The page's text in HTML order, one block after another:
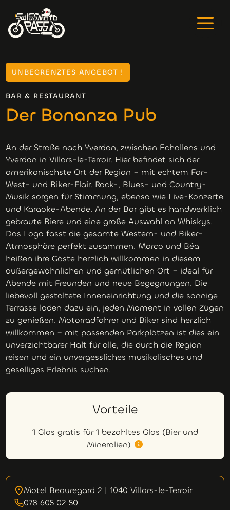
UNBEGRENZTES ANGEBOT !
BAR & RESTAURANT
Der Bonanza Pub
An der Straße nach Yverdon, zwischen Echallens und
Yverdon in Villars-le-Terroir. Hier befindet sich der
amerikanischste Ort der Region – mit echtem Far-
West- und Biker-Flair. Rock-, Blues- und Country-
Musik sorgen für Stimmung, ebenso wie Live-Konzerte
und Karaoke-Abende. An der Bar gibt es handwerklich
gebraute Biere und eine große Auswahl an Whiskys.
Das Logo fasst die gesamte Western- und Biker-
Atmosphäre perfekt zusammen. Marco und Béa
heißen ihre Gäste herzlich willkommen in diesem
außergewöhnlichen und gemütlichen Ort – ideal für
Abende mit Freunden und neue Begegnungen. Die
liebevoll gestaltete Inneneinrichtung und die sonnige
Terrasse laden dazu ein, jeden Moment in vollen Zügen
zu genießen. Motorradfahrer und Biker sind herzlich
willkommen – mit passenden Parkplätzen ist dies ein
unverzichtbarer Halt für alle, die durch die Region
reisen und ein unvergessliches musikalisches und
geselliges Erlebnis suchen.
Vorteile
1 Glas gratis für 1 bezahltes Glas (Bier und
Mineralien)
Motel Beauregard 2 | 1040 Villars-le-Terroir
078 605 02 50